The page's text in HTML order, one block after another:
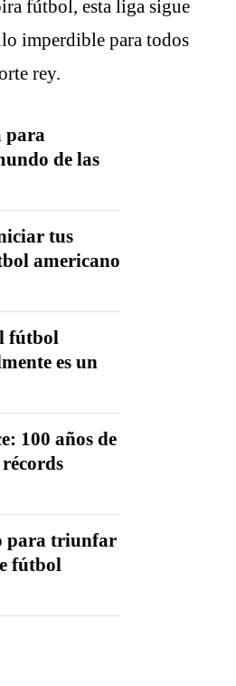
fútbol, esta liga sigue
imperdible para todos
rey.
para
de las
tus
americano
fútbol
es un
100 años de
para triunfar
fútbol